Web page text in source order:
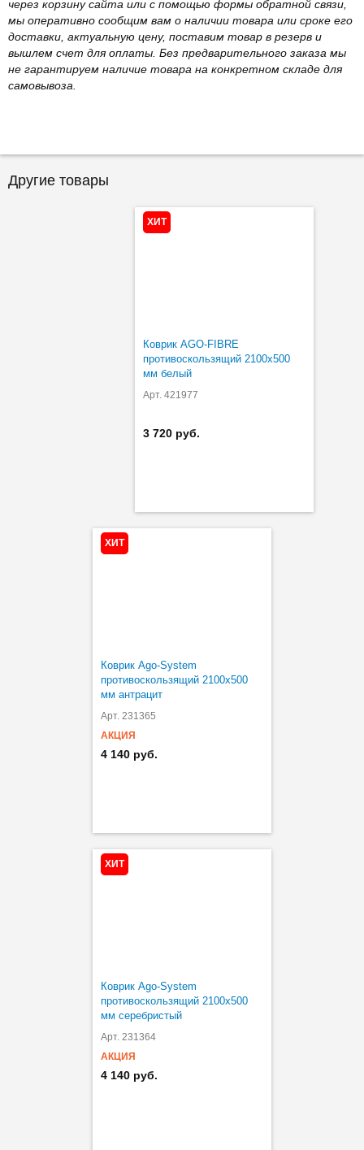
через корзину сайта или с помощью формы обратной связи,
мы оперативно сообщим вам о наличии товара или сроке его
доставки, актуальную цену, поставим товар в резерв и
вышлем счет для оплаты. Без предварительного заказа мы
не гарантируем наличие товара на конкретном складе для
самовывоза.
Другие товары
ХИТ
Коврик AGO-FIBRE
противоскользящий 2100х500
мм белый
Арт. 421977
3 720 руб.
ХИТ
Коврик Ago-System
противоскользящий 2100х500
мм антрацит
Арт. 231365
АКЦИЯ
4 140 руб.
ХИТ
Коврик Ago-System
противоскользящий 2100х500
мм серебристый
Арт. 231364
АКЦИЯ
4 140 руб.